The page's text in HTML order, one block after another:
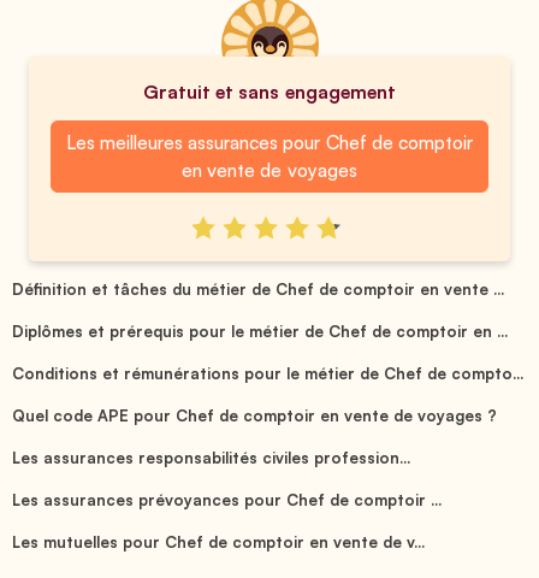
Gratuit et sans engagement
Les meilleures assurances pour Chef de comptoir
en vente de voyages
Définition et tâches du métier de Chef de comptoir en vente ...
Diplômes et prérequis pour le métier de Chef de comptoir en ...
Conditions et rémunérations pour le métier de Chef de compto...
Quel code APE pour Chef de comptoir en vente de voyages ?
Les assurances responsabilités civiles profession...
Les assurances prévoyances pour Chef de comptoir ...
Les mutuelles pour Chef de comptoir en vente de v...